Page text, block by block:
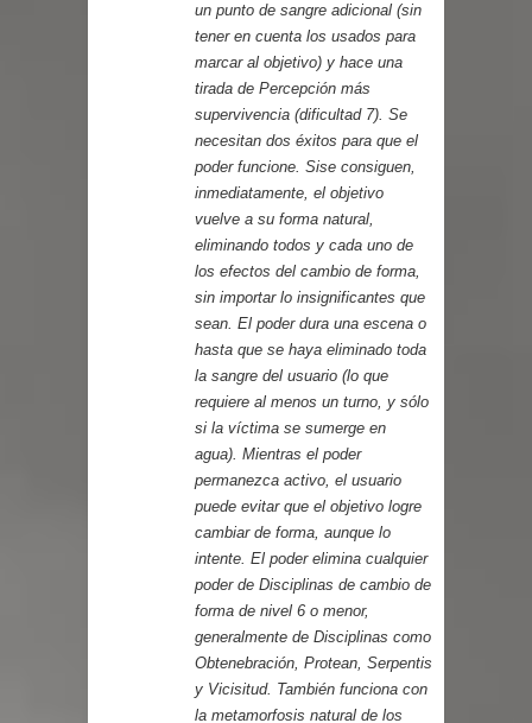
un punto de sangre adicional (sin
tener en cuenta los usados para
marcar al objetivo) y hace una
tirada de Percepción más
supervivencia (dificultad 7). Se
necesitan dos éxitos para que el
poder funcione. Sise consiguen,
inmediatamente, el objetivo
vuelve a su forma natural,
eliminando todos y cada uno de
los efectos del cambio de forma,
sin importar lo insignificantes que
sean. El poder dura una escena o
hasta que se haya eliminado toda
la sangre del usuario (lo que
requiere al menos un turno, y sólo
si la víctima se sumerge en
agua). Mientras el poder
permanezca activo, el usuario
puede evitar que el objetivo logre
cambiar de forma, aunque lo
intente. El poder elimina cualquier
poder de Disciplinas de cambio de
forma de nivel 6 o menor,
generalmente de Disciplinas como
Obtenebración, Protean, Serpentis
y Vicisitud. También funciona con
la metamorfosis natural de los